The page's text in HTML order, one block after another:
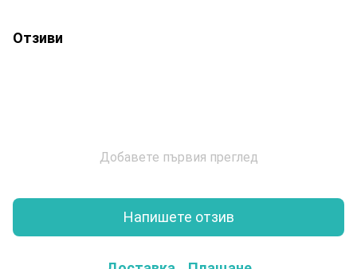
Отзиви
Добавете първия преглед
Напишете отзив